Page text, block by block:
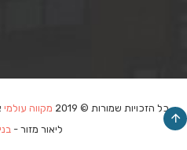
כל הזכויות שמורות © 2019 מקווה עולמי
ליאור מזור -